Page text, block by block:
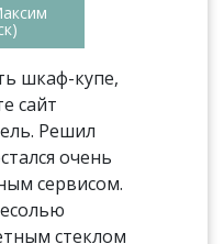
шкаф-купе,
сайт
Решил
очень
сервисом.
стеклом